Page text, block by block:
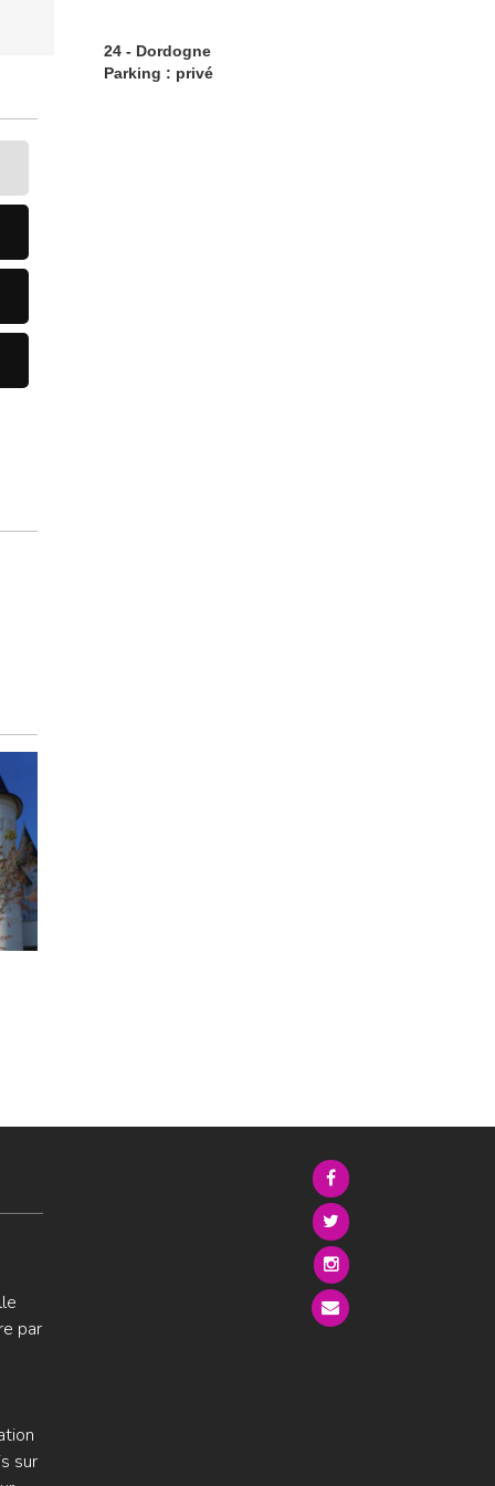
24 - Dordogne
Parking : privé
par
sur